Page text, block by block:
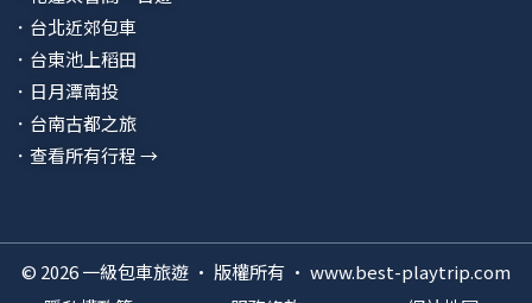
．台北近郊包車
．台東池上稻田
．日月潭南投
．台南古都之旅
．查看所有行程 →
© 2026 一級包車旅遊 · 版權所有 · www.best-playtrip.com